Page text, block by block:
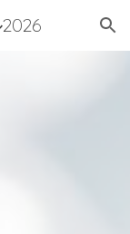
Skip to navigation